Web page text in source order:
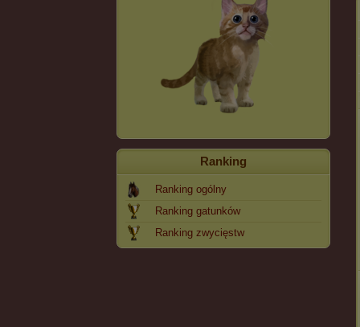
Ranking
Ranking ogólny
Ranking gatunków
Ranking zwycięstw